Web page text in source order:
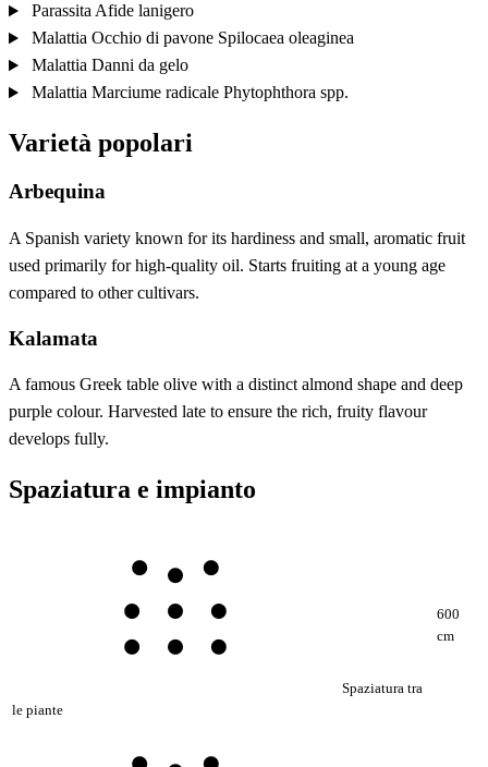
Parassita Afide lanigero
Malattia Occhio di pavone Spilocaea oleaginea
Malattia Danni da gelo
Malattia Marciume radicale Phytophthora spp.
Varietà popolari
Arbequina
A Spanish variety known for its hardiness and small, aromatic fruit
used primarily for high-quality oil. Starts fruiting at a young age
compared to other cultivars.
Kalamata
A famous Greek table olive with a distinct almond shape and deep
purple colour. Harvested late to ensure the rich, fruity flavour
develops fully.
Spaziatura e impianto
Spaziatura tra
le piante
600
cm